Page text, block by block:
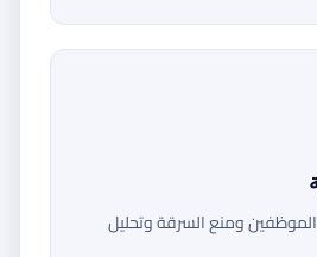
ومنع السرقة وتحليل